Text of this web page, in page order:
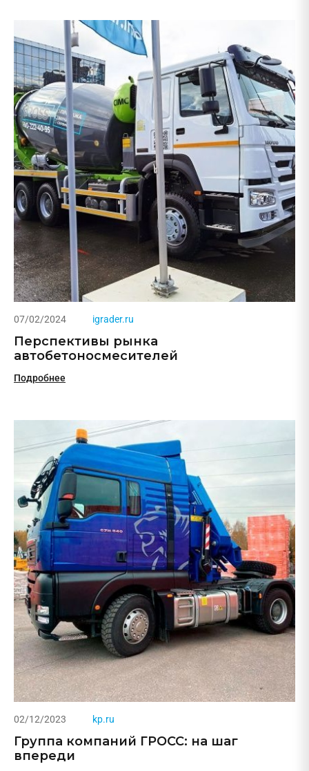
07/02/2024 igrader.ru
Перспективы рынка
автобетоносмесителей
Подробнее
02/12/2023 kp.ru
Группа компаний ГРОСС: на шаг
впереди